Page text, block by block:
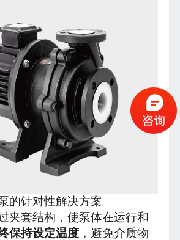
的针对性解决方案
夹套结构，使泵体在运行和
保持设定温度，避免介质物